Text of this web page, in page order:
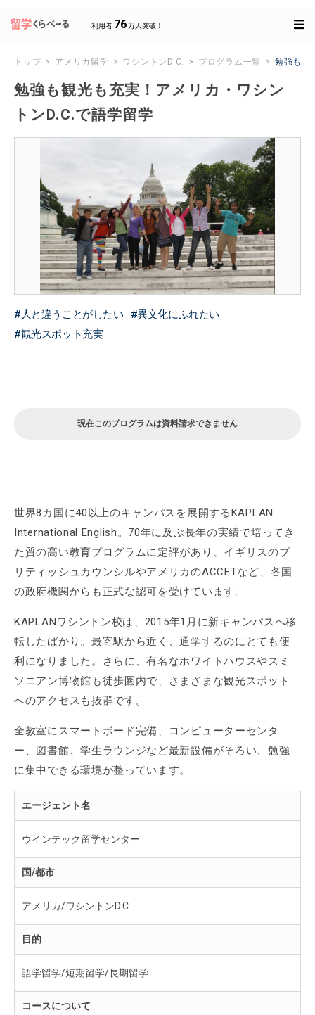
利用者 76万人突破！
トップ アメリカ留学 ワシントンD.C. プログラム一覧 勉強も観
勉強も観光も充実！アメリカ・ワシン
トンD.C.で語学留学
人と違うことがしたい
異文化にふれたい
観光スポット充実
現在このプログラムは資料請求できません
世界8カ国に40以上のキャンパスを展開するKAPLAN
International English。70年に及ぶ長年の実績で培ってき
た質の高い教育プログラムに定評があり、イギリスのブ
リティッシュカウンシルやアメリカのACCETなど、各国
の政府機関からも正式な認可を受けています。
KAPLANワシントン校は、2015年1月に新キャンパスへ移
転したばかり。最寄駅から近く、通学するのにとても便
利になりました。さらに、有名なホワイトハウスやスミ
ソニアン博物館も徒歩圏内で、さまざまな観光スポット
へのアクセスも抜群です。
全教室にスマートボード完備、コンピューターセンタ
ー、図書館、学生ラウンジなど最新設備がそろい、勉強
に集中できる環境が整っています。
エージェント名
ウインテック留学センター
国/都市
アメリカ/ワシントンD.C.
目的
語学留学/短期留学/長期留学
コースについて